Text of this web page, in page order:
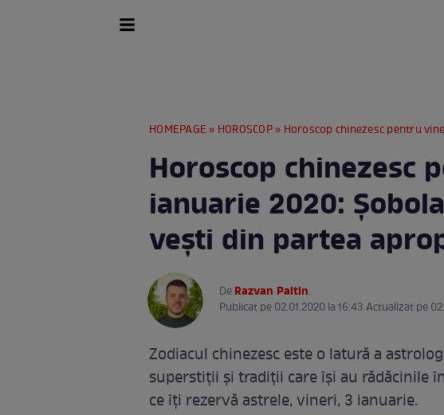
HOMEPAGE » HOROSCOP» Horoscop chinezesc pentru vineri, 3
Horoscop chinezesc
ianuarie 2020:
vești din partea
DeRazvan Paltin.
Publicat pe 02.01.2020 la 16:43 Actualizat pe
Zodiacul chinezesc este o latură a
superstiții şi tradiţii care îşi au rădăcinile
ce îți rezervă astrele, vineri, 3 ianuarie.